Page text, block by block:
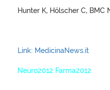
Hunter K, Hölscher C, BMC
Link: MedicinaNews.it
Neuro2012 Farma2012